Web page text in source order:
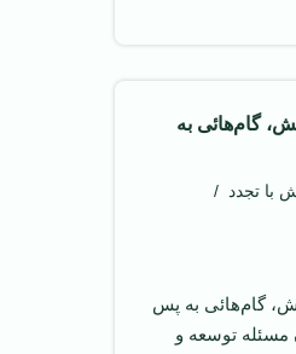
گام‌هائی به
با تجدد
ششم
گام‌هائی به پس
مسئله توسعه و